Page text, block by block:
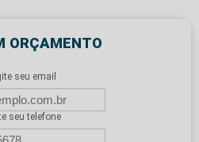
ORÇAMENTO
seu email
seu telefone